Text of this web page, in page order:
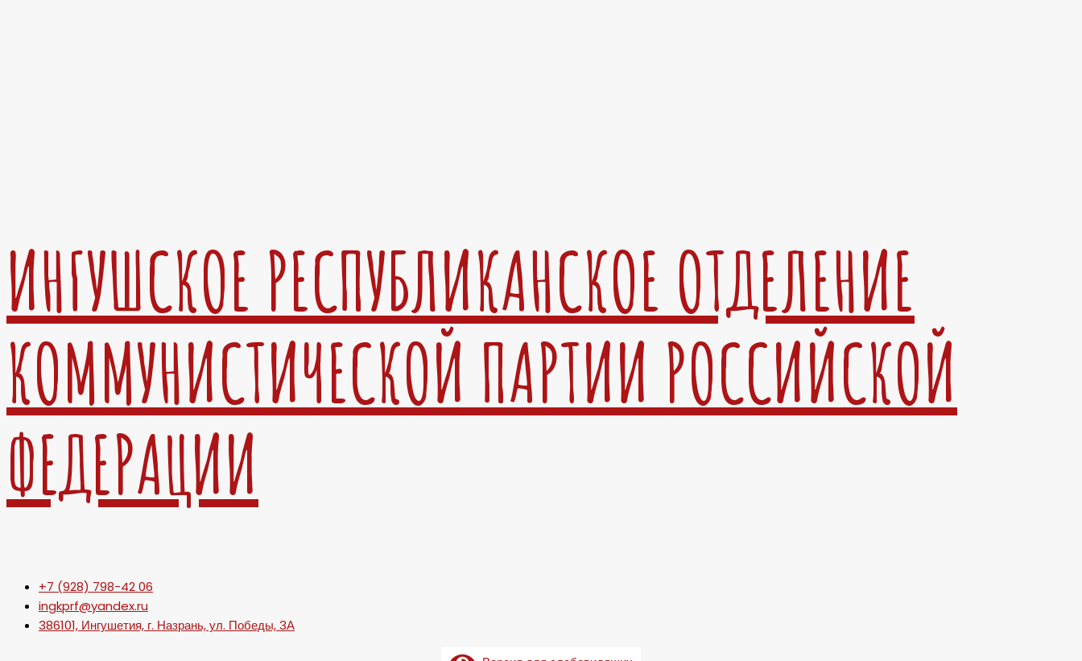
ИНГУШСКОЕ РЕСПУБЛИКАНСКОЕ ОТДЕЛЕНИЕ
КОММУНИСТИЧЕСКОЙ ПАРТИИ РОССИЙСКОЙ
ФЕДЕРАЦИИ
+7 (928) 798-42 06
ingkprf@yandex.ru
386101, Ингушетия, г. Назрань, ул. Победы, 3А